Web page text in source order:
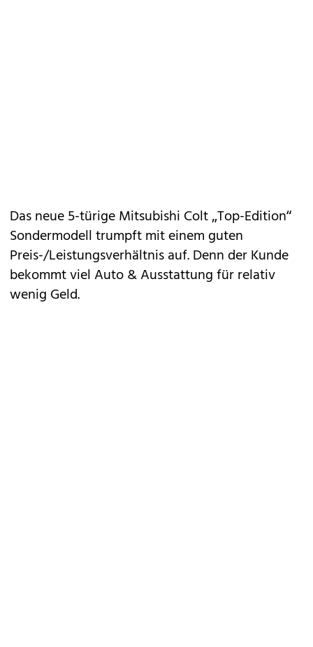
Das neue 5-türigeMitsubishi Colt „Top-Edition“
Sondermodell trumpft mit einem guten
Preis-/Leistungsverhältnis auf. Denn der Kunde
bekommt viel Auto & Ausstattung für relativ
wenig Geld.